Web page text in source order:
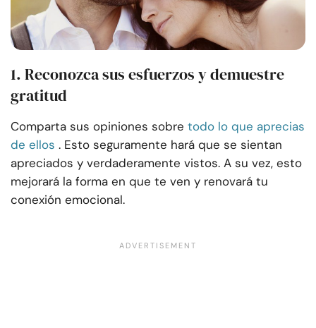
1. Reconozca sus esfuerzos y demuestre
gratitud
Comparta sus opiniones sobre todo lo que aprecias
de ellos . Esto seguramente hará que se sientan
apreciados y verdaderamente vistos. A su vez, esto
mejorará la forma en que te ven y renovará tu
conexión emocional.